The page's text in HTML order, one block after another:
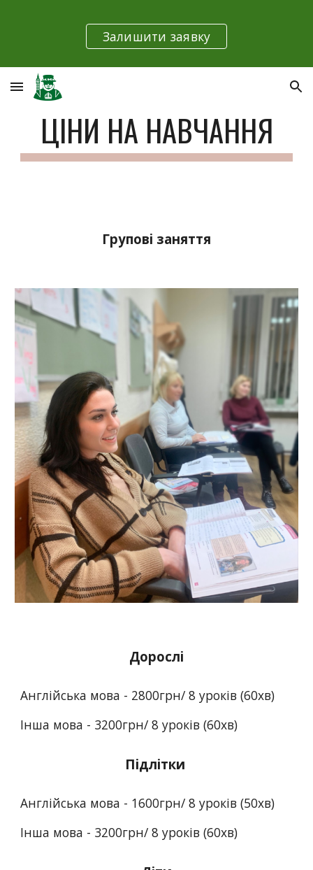
Skip to main content Skip to navigation
Залишити заявку
ЦІНИ НА НАВЧАННЯ
Групові заняття
Дорослі
Англійська мова - 2800грн/ 8 уроків (60хв)
Інша мова - 3200грн/ 8 уроків (60хв)
Підлітки
Англійська мова - 1600грн/ 8 уроків (50хв)
Інша мова - 3200грн/ 8 уроків (60хв)